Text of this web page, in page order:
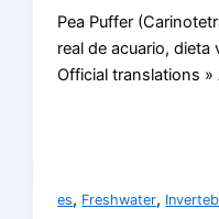
Pea Puffer
real de acuario,
Official translations »
es, Freshwater,